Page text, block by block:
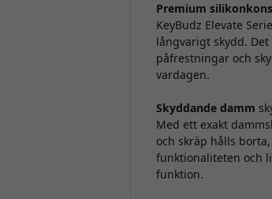
Premium
KeyBudz Elevate
långvarigt skydd.
påfrestningar och
vardagen.
Skyddande damm
Med ett exakt
och skräp hålls
funktionaliteten och
funktion.